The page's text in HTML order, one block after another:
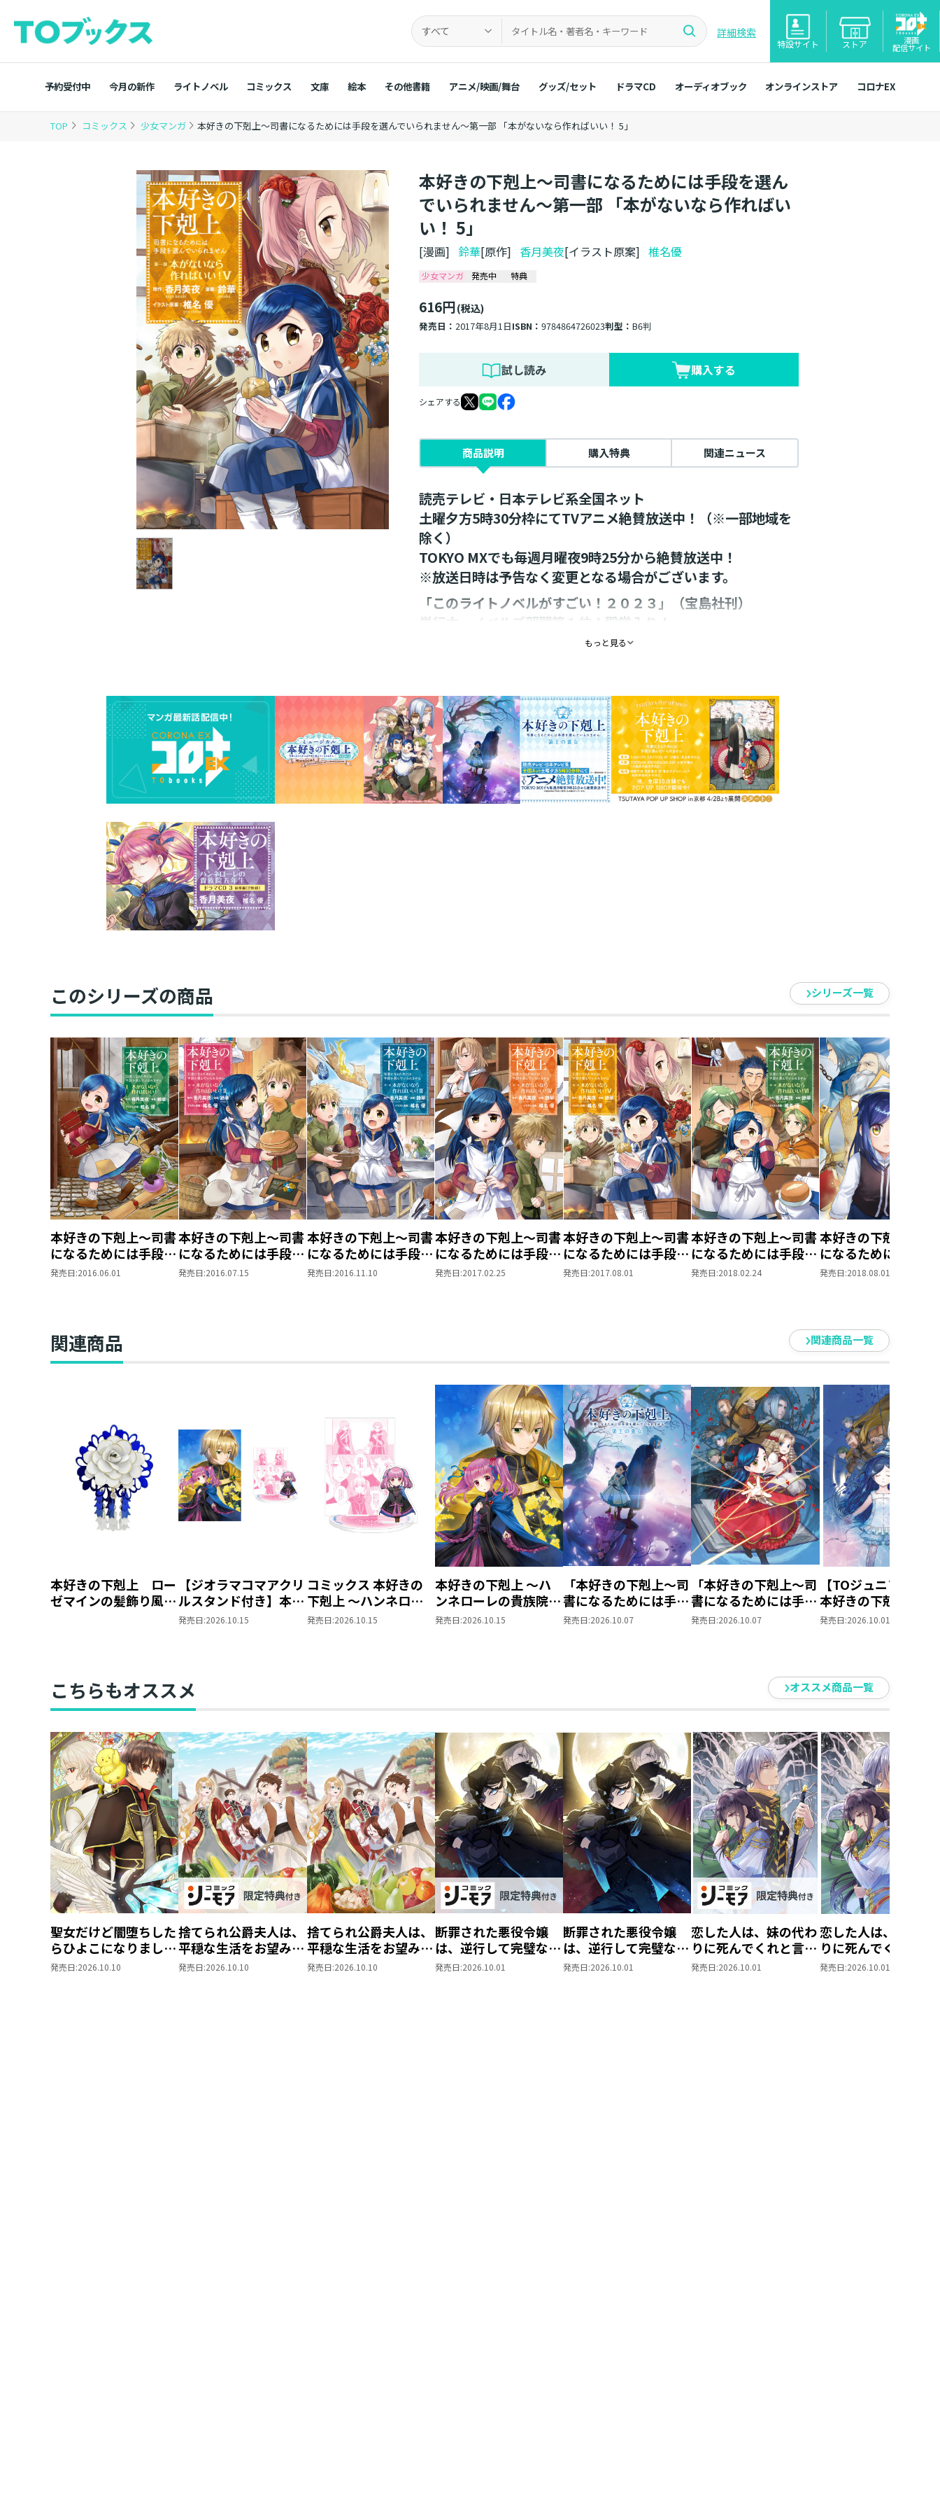
すべて 詳細検索
特設サイト ストア 漫画
配信サイト
予約受付中 今月の新作 ライトノベル コミックス 文庫 絵本 その他書籍 アニメ/映画/舞台 グッズ/セット ドラマCD オーディオブック オンラインストア コロナEX
TOP コミックス 少女マンガ 本好きの下剋上～司書になるためには手段を選んでいられません～第一部 「本がないなら作ればいい！ 5」
本好きの下剋上～司書になるためには手段を選ん
でいられません～第一部 「本がないなら作ればい
い！ 5」
[漫画] 鈴華[原作] 香月美夜[イラスト原案]椎名優
少女マンガ 発売中 特典
616円(税込)
発売日：2017年8月1日ISBN：9784864726023判型：B6判
試し読み 購入する
シェアする
商品説明 購入特典 関連ニュース
読売テレビ・日本テレビ系全国ネット
土曜夕方5時30分枠にてTVアニメ絶賛放送中！（※一部地域を
除く）
TOKYO MXでも毎週月曜夜9時25分から絶賛放送中！
※放送日時は予告なく変更となる場合がございます。
「このライトノベルがすごい！２０２３」（宝島社刊）
単行本・ノベルズ部門第１位！殿堂入り！
シリーズ累計８００万部突破！（電子書籍を含む）
人気WEB小説『本好きの下剋上』がコミック化！
5巻も描きおろし特別漫画と、原作・香月先生の書き下ろしSS
をW収録。ボリュームたっぷりの186ページ
ルッツに正体を明かしたマイン。
ルッツは戸惑い怒ったが、1年間一緒に紙作りをしてきたマインを受け入れ
る。
もっと見る
このシリーズの商品 シリーズ一覧
本好きの下剋上～司書
になるためには手段を
選んでいられません～
発売日:2016.06.01
本好きの下剋上～司書
になるためには手段を
選んでいられません～
発売日:2016.07.15
本好きの下剋上～司書
になるためには手段を
選んでいられません～
発売日:2016.11.10
本好きの下剋上～司書
になるためには手段を
選んでいられません～
発売日:2017.02.25
本好きの下剋上～司書
になるためには手段を
選んでいられません～
発売日:2017.08.01
本好きの下剋上～司書
になるためには手段を
選んでいられません～
発売日:2018.02.24
本好きの下剋上～司
になるためには手段
選んでいられません
発売日:2018.08.01
関連商品 関連商品一覧
本好きの下剋上 ロー
ゼマインの髪飾り風ブ
【ジオラマコマアクリ
ルスタンド付き】本好
きの下剋上 ～ハンネ
ス）
発売日:2026.10.15
コミックス 本好きの
下剋上 ～ハンネロー
レの貴族院五年生～
発売日:2026.10.15
本好きの下剋上 ～ハ
ンネローレの貴族院五
年生～ 「恋してみた
発売日:2026.10.15
「本好きの下剋上～司
書になるためには手段
を選んでいられません
発売日:2026.10.07
「本好きの下剋上～司
書になるためには手段
を選んでいられません
発売日:2026.10.07
【TOジュニア文庫】
本好きの下剋上 第
部 領主の養女１０
発売日:2026.10.01
こちらもオススメ オススメ商品一覧
聖女だけど闇堕ちした
らひよこになりまし
た！@COMIC 第4巻
発売日:2026.10.10
捨てられ公爵夫人は、
平穏な生活をお望みの
ようです@COMIC 第3
発売日:2026.10.10
捨てられ公爵夫人は、
平穏な生活をお望みの
ようです@COMIC 第3
発売日:2026.10.10
断罪された悪役令嬢
は、逆行して完璧な悪
女を目指す@COMIC
発売日:2026.10.01
断罪された悪役令嬢
は、逆行して完璧な悪
女を目指す@COMIC
発売日:2026.10.01
恋した人は、妹の代わ
りに死んでくれと言っ
た。―妹と結婚した片
発売日:2026.10.01
恋した人は、妹の代
りに死んでくれと言
た。―妹と結婚した
発売日:2026.10.01